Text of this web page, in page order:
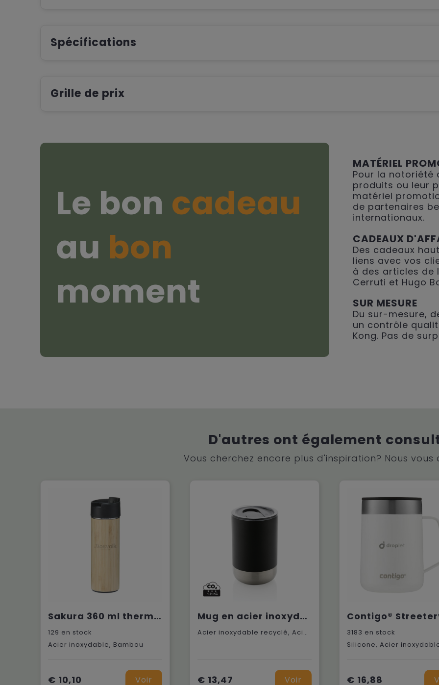
Spécifications
Grille de prix
Le bon cadeau
au bon
moment
MATÉRIEL
Pour la notoriété
produits ou leur
matériel
de partenaires
internationaux.
CADEAUX
Des cadeaux
liens avec vos
à des articles de
Cerruti et Hugo
SUR MESURE
Du sur-mesure,
un contrôle
Kong. Pas de
D'autres ont également
Vous cherchez encore plus d'inspiration? Nous vous
Sakura 360 ml thermos en bambou
129 en stock
Acier inoxydable, Bambou
€ 10,10 Voir
Mug en acier inoxydable recyclé RCS
Acier inoxydable recyclé, Acier inoxydable recyclé
€ 13,47 Voir
3183 en stock
Silicone, Acier
€ 16,88